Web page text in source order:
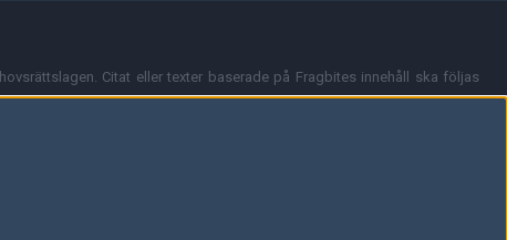
Citat eller texter baserade på Fragbites innehåll ska följas
överensstämmer inte nödvändigtvis med Fragbites åsikter.
kan du skicka iväg ett email till